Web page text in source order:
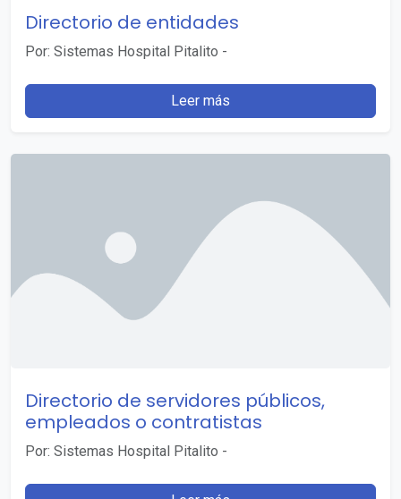
Directorio de entidades
Por: Sistemas Hospital Pitalito -
Leer más
Directorio de servidores públicos,
empleados o contratistas
Por: Sistemas Hospital Pitalito -